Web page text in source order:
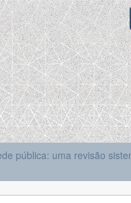
pública: uma revisão